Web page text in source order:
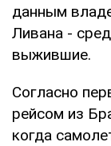
данным
Ливана -
выжившие.
Согласно
рейсом из
когда